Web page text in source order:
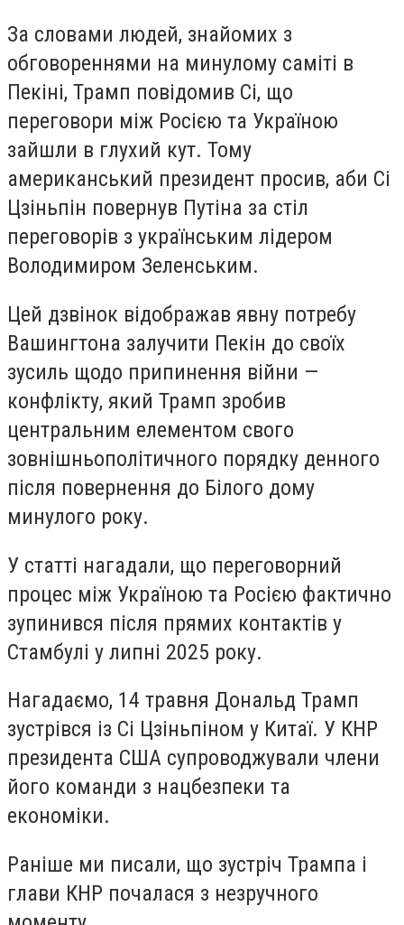
За словами людей, знайомих з
обговореннями на минулому саміті в
Пекіні, Трамп повідомив Сі, що
переговори між Росією та Україною
зайшли в глухий кут. Тому
американський президент просив, аби Сі
Цзіньпін повернув Путіна за стіл
переговорів з українським лідером
Володимиром Зеленським.
Цей дзвінок відображав явну потребу
Вашингтона залучити Пекін до своїх
зусиль щодо припинення війни —
конфлікту, який Трамп зробив
центральним елементом свого
зовнішньополітичного порядку денного
після повернення до Білого дому
минулого року.
У статті нагадали, що переговорний
процес між Україною та Росією фактично
зупинився після прямих контактів у
Стамбулі у липні 2025 року.
Нагадаємо, 14 травня Дональд Трамп
зустрівся із Сі Цзіньпіном у Китаї. У КНР
президента США супроводжували члени
його команди з нацбезпеки та
економіки.
Раніше ми писали, що зустріч Трампа і
глави КНР почалася з незручного